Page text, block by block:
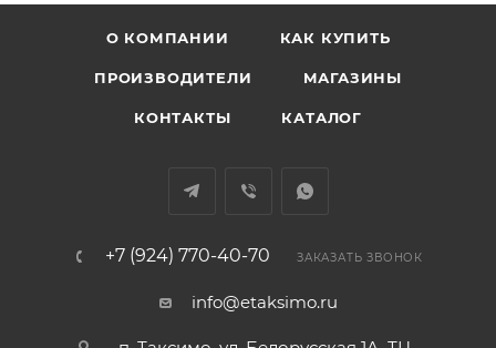
О КОМПАНИИ КАК КУПИТЬ
ПРОИЗВОДИТЕЛИ МАГАЗИНЫ
КОНТАКТЫ КАТАЛОГ
+7 (924) 770-40-70 ЗАКАЗАТЬ ЗВОНОК
info@etaksimo.ru